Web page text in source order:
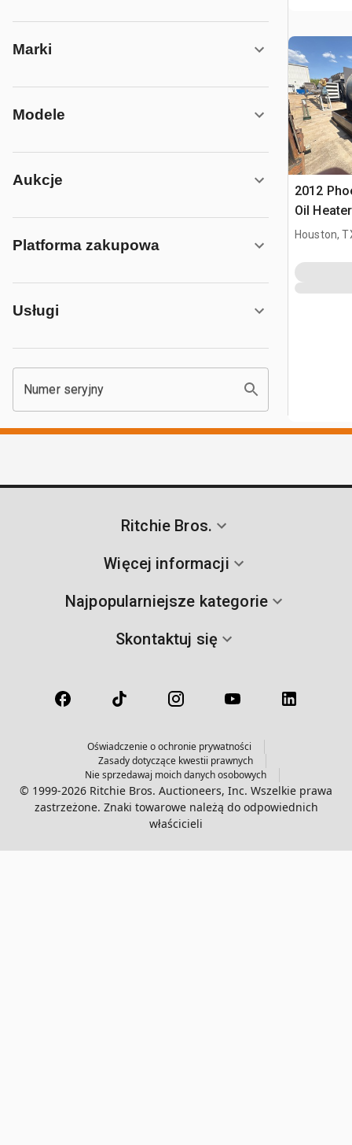
Marki
Modele
Aukcje
Platforma zakupowa
Usługi
Numer seryjny
2012
Oil Heater
Houston,
Ritchie Bros.
Więcej informacji
Najpopularniejsze kategorie
Skontaktuj się
Oświadczenie o ochronie prywatności
Zasady dotyczące kwestii prawnych
Nie sprzedawaj moich danych osobowych
© 1999-2026 Ritchie Bros. Auctioneers, Inc. Wszelkie prawa
zastrzeżone. Znaki towarowe należą do odpowiednich
właścicieli